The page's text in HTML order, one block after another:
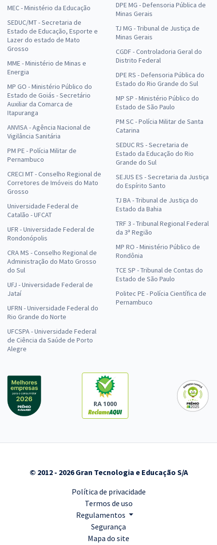
MEC - Ministério da Educação
SEDUC/MT - Secretaria de
Estado de Educação, Esporte e
Lazer do estado de Mato
Grosso
MME - Ministério de Minas e
Energia
MP GO - Ministério Público do
Estado de Goiás - Secretário
Auxiliar da Comarca de
Itapuranga
ANVISA - Agência Nacional de
Vigilância Sanitária
PM PE - Polícia Militar de
Pernambuco
CRECI MT - Conselho Regional de
Corretores de Imóveis do Mato
Grosso
Universidade Federal de
Catalão - UFCAT
UFR - Universidade Federal de
Rondonópolis
CRA MS - Conselho Regional de
Administração do Mato Grosso
do Sul
UFJ - Universidade Federal de
Jataí
UFRN - Universidade Federal do
Rio Grande do Norte
UFCSPA - Universidade Federal
de Ciência da Saúde de Porto
Alegre
DPE MG - Defensoria Pública de
Minas Gerais
TJ MG - Tribunal de Justiça de
Minas Gerais
CGDF - Controladoria Geral do
Distrito Federal
DPE RS - Defensoria Pública do
Estado do Rio Grande do Sul
MP SP - Ministério Público do
Estado de São Paulo
PM SC - Polícia Militar de Santa
Catarina
SEDUC RS - Secretaria de
Estado da Educação do Rio
Grande do Sul
SEJUS ES - Secretaria da Justiça
do Espírito Santo
TJ BA - Tribunal de Justiça do
Estado da Bahia
TRF 3 - Tribunal Regional Federal
da 3ª Região
MP RO - Ministério Público de
Rondônia
TCE SP - Tribunal de Contas do
Estado de São Paulo
Politec PE - Polícia Científica de
Pernambuco
RA 1000
© 2012 - 2026 Gran Tecnologia e Educação S/A
Política de privacidade
Termos de uso
Regulamentos
Segurança
Mapa do site